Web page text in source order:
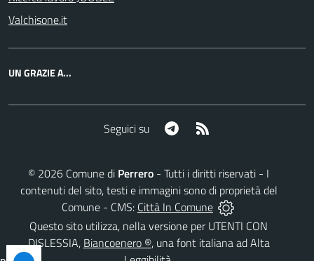
Valchisone.it
UN GRAZIE A...
Seguici su Telegram
© 2026 Comune di Perrero - Tutti i diritti riservati - I
contenuti del sito, testi e immagini sono di proprietà del
Comune - CMS: Città In Comune
Questo sito utilizza, nella versione per UTENTI CON
DISLESSIA, Biancoenero ®, una font italiana ad Alta